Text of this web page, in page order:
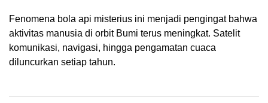
Fenomena bola api misterius ini menjadi pengingat bahwa
aktivitas manusia di orbit Bumi terus meningkat. Satelit
komunikasi, navigasi, hingga pengamatan cuaca
diluncurkan setiap tahun.